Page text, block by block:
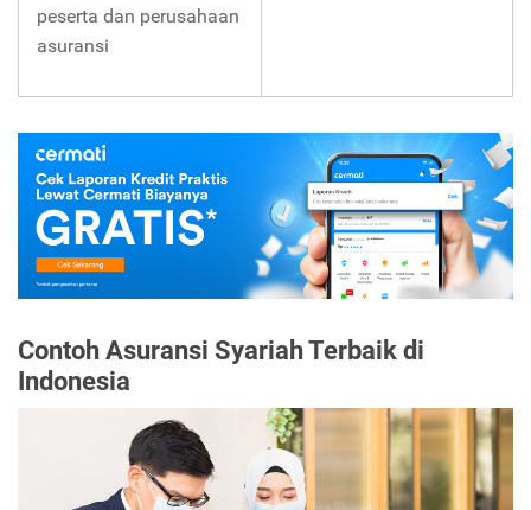
peserta dan perusahaan
asuransi
Contoh Asuransi Syariah Terbaik di
Indonesia